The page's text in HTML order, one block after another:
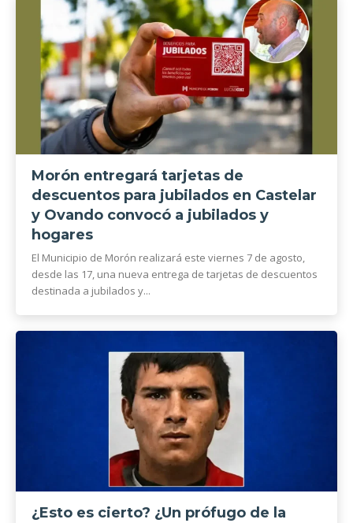
Morón entregará tarjetas de
descuentos para jubilados en Castelar
y Ovando convocó a jubilados y
hogares
El Municipio de Morón realizará este viernes 7 de agosto,
desde las 17, una nueva entrega de tarjetas de descuentos
destinada a jubilados y...
¿Esto es cierto? ¿Un prófugo de la